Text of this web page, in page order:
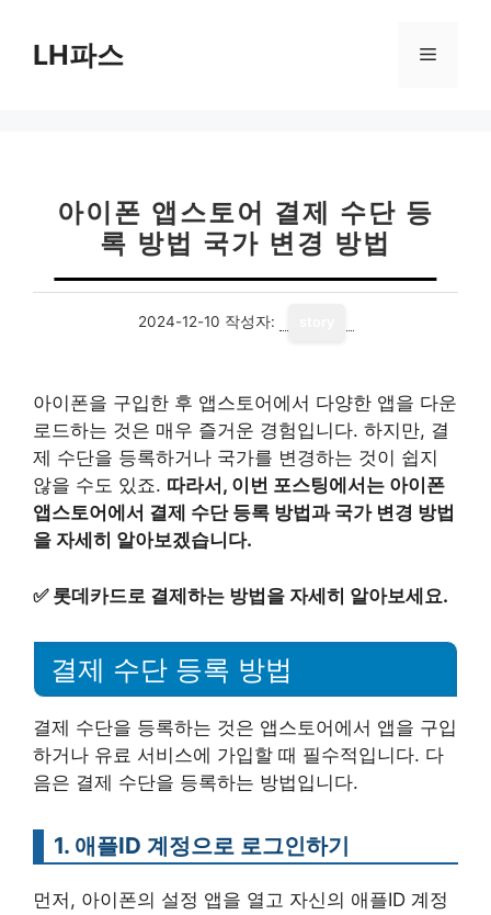
LH파스 메
아이폰 앱스토어 결제 수단 등
록 방법 국가 변경 방법
2024-12-10 작성자:
아이폰을 구입한 후 앱스토어에서 다양한 앱을 다운
로드하는 것은 매우 즐거운 경험입니다. 하지만, 결
제 수단을 등록하거나 국가를 변경하는 것이 쉽지
않을 수도 있죠. 따라서, 이번 포스팅에서는 아이폰
앱스토어에서 결제 수단 등록 방법과 국가 변경 방법
을 자세히 알아보겠습니다.
✅ 롯데카드로 결제하는 방법을 자세히 알아보세요.
결제 수단 등록 방법
결제 수단을 등록하는 것은 앱스토어에서 앱을 구입
하거나 유료 서비스에 가입할 때 필수적입니다. 다
음은 결제 수단을 등록하는 방법입니다.
1. 애플ID 계정으로 로그인하기
먼저, 아이폰의 설정 앱을 열고 자신의 애플ID 계정